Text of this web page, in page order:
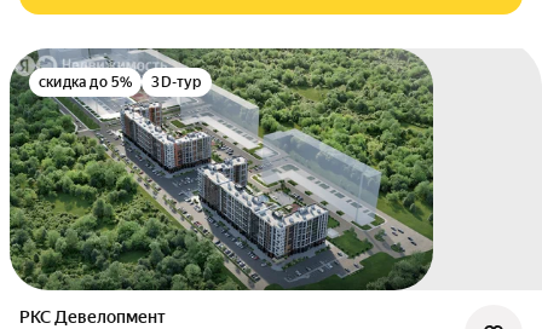
скидка до 5% 3D-тур
РКС Девелопмент